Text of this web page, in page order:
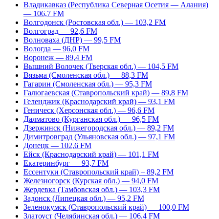
Владикавказ (Республика Северная Осетия — Алания)
— 106,7 FM
Волгодонск (Ростовская обл.) — 103,2 FM
Волгоград — 92,6 FM
Волноваха (ДНР) — 99,5 FM
Вологда — 96,0 FM
Воронеж — 89,4 FM
Вышний Волочек (Тверская обл.) — 104,5 FM
Вязьма (Смоленская обл.) — 88,3 FM
Гагарин (Смоленская обл.) — 95,3 FM
Галюгаевская (Ставропольский край) — 89,8 FM
Геленджик (Краснодарский край) — 93,1 FM
Геническ (Херсонская обл.) — 96,6 FM
Далматово (Курганская обл.) — 96,5 FM
Дзержинск (Нижегородская обл.) — 89,2 FM
Димитровград (Ульяновская обл.) — 97,1 FM
Донецк — 102,6 FM
Ейск (Краснодарский край) — 101,1 FM
Екатеринбург — 93,7 FM
Ессентуки (Ставропольский край) – 89,2 FM
Железногорск (Курская обл.) — 94,0 FM
Жердевка (Тамбовская обл.) — 103,3 FM
Задонск (Липецкая обл.) — 95,2 FM
Зеленокумск (Ставропольский край) — 100,0 FM
Златоуст (Челябинская обл.) — 106,4 FM